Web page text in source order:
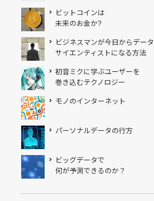
ビットコインは
未来のお金か?
ビジネスマンが今日からデータ
サイエンティストになる方法
初音ミクに学ぶユーザーを
巻き込むテクノロジー
モノのインターネット
パーソナルデータの行方
ビッグデータで
何が予測できるのか？